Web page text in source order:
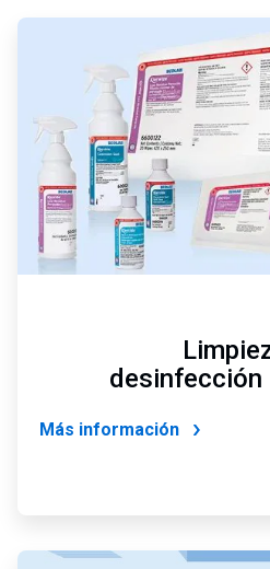
1
de
4
desinfección
Más información